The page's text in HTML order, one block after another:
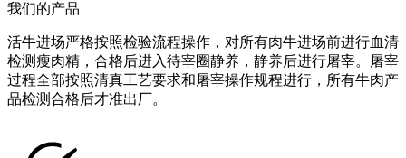
我们的产品
活牛进场严格按照检验流程操作，对所有肉牛进场前进行血清
检测瘦肉精，合格后进入待宰圈静养，静养后进行屠宰。屠宰
过程全部按照清真工艺要求和屠宰操作规程进行，所有牛肉产
品检测合格后才准出厂。